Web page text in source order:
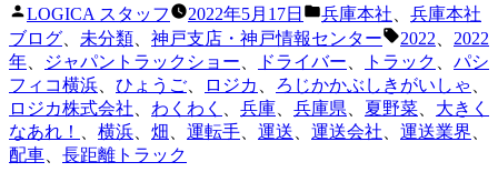
投
稿
者:
LOGICA スタッフ 2022年5月17日
カ
テ
ゴ
リ
ー:
兵庫本社
兵庫本社
ブログ
未分類 神戸支店・神戸情報センター
タ
グ:
2022
2022
年
ジャパントラックショー ドライバー トラック
パシ
フィコ横浜
ひょうご ロジカ ろじかかぶしきがいしゃ
ロジカ株式会社
わくわく 兵庫 兵庫県 夏野菜
大きく
なあれ！
横浜 畑 運転手 運送 運送会社 運送業界
配車
長距離トラック